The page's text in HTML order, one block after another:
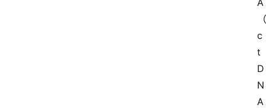
A
（
c
t
D
N
A